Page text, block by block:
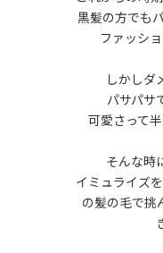
黒髪の方でも
ファッシ
しかしダ
パサパサ
可愛さって
そんな時
イミュライズ
の髪の毛で挑